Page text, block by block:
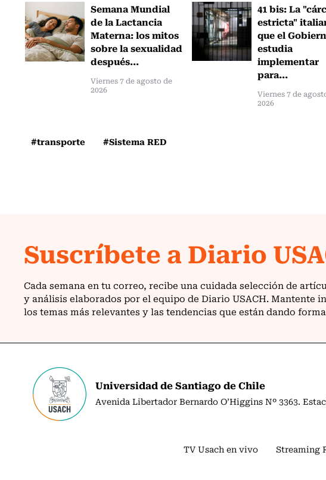
Semana Mundial
de la Lactancia
Materna: los mitos
sobre la sexualidad
después...
Viernes 7 de agosto de
2026
41 bis: La
estricta"
que el
estudia
implementar
para...
Viernes 7 de
2026
#transporte #Sistema RED
Universidad de Santiago de Chile
Avenida Libertador Bernardo O’Higgins Nº 3363.
TV Usach en vivo Streaming